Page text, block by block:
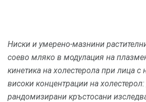
Ниски и умерено-мазнини
соево мляко в модулация на
кинетика на холестерола при лица
високи концентрации на
рандомизирани кръстосани